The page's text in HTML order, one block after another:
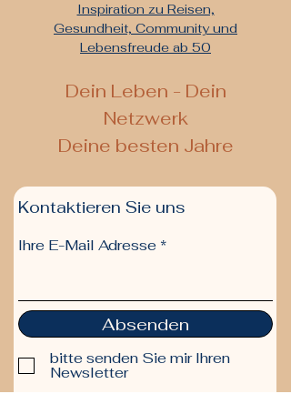
Inspiration zu Reisen,
Gesundheit, Community und
Lebensfreude ab 50
Dein Leben - Dein
Netzwerk
Deine besten Jahre
Kontaktieren Sie uns
Ihre E-Mail Adresse
Absenden
bitte senden Sie mir Ihren
Newsletter